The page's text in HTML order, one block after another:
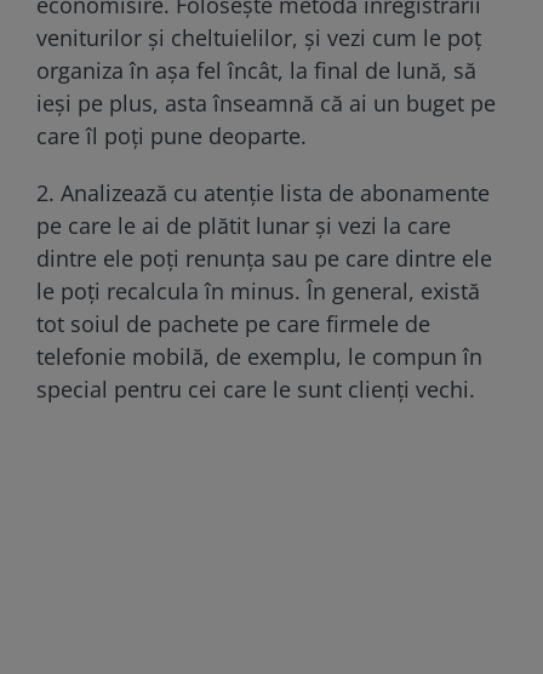
veniturilor și cheltuielilor, și vezi cum le poț
organiza în așa fel încât, la final de lună, să
ieși pe plus, asta înseamnă că ai un buget pe
care îl poți pune deoparte.
2. Analizează cu atenție lista de abonamente
pe care le ai de plătit lunar și vezi la care
dintre ele poți renunța sau pe care dintre ele
le poți recalcula în minus. În general, există
tot soiul de pachete pe care firmele de
telefonie mobilă, de exemplu, le compun în
special pentru cei care le sunt clienți vechi.